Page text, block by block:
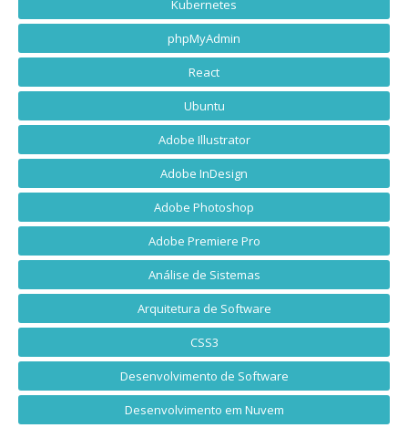
Kubernetes
phpMyAdmin
React
Ubuntu
Adobe Illustrator
Adobe InDesign
Adobe Photoshop
Adobe Premiere Pro
Análise de Sistemas
Arquitetura de Software
CSS3
Desenvolvimento de Software
Desenvolvimento em Nuvem